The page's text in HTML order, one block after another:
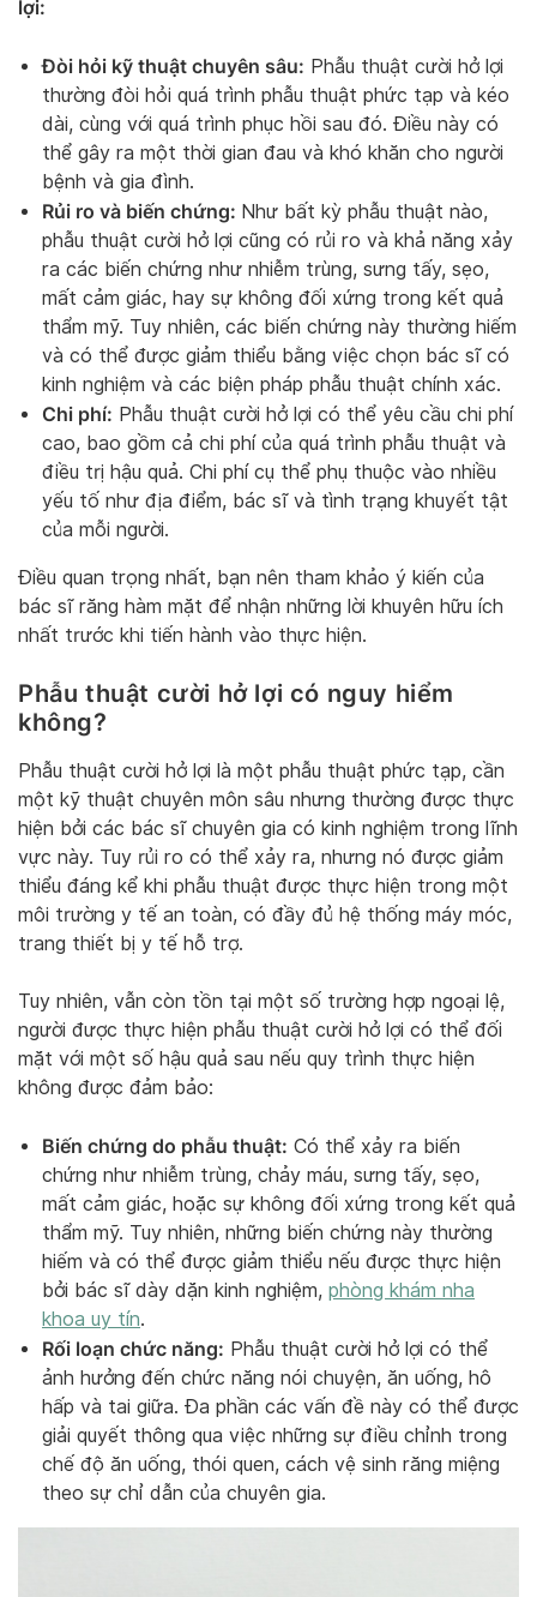
lợi:
Đòi hỏi kỹ thuật chuyên sâu: Phẫu thuật cười hở lợi
thường đòi hỏi quá trình phẫu thuật phức tạp và kéo
dài, cùng với quá trình phục hồi sau đó. Điều này có
thể gây ra một thời gian đau và khó khăn cho người
bệnh và gia đình.
Rủi ro và biến chứng: Như bất kỳ phẫu thuật nào,
phẫu thuật cười hở lợi cũng có rủi ro và khả năng xảy
ra các biến chứng như nhiễm trùng, sưng tấy, sẹo,
mất cảm giác, hay sự không đối xứng trong kết quả
thẩm mỹ. Tuy nhiên, các biến chứng này thường hiếm
và có thể được giảm thiểu bằng việc chọn bác sĩ có
kinh nghiệm và các biện pháp phẫu thuật chính xác.
Chi phí: Phẫu thuật cười hở lợi có thể yêu cầu chi phí
cao, bao gồm cả chi phí của quá trình phẫu thuật và
điều trị hậu quả. Chi phí cụ thể phụ thuộc vào nhiều
yếu tố như địa điểm, bác sĩ và tình trạng khuyết tật
của mỗi người.
Điều quan trọng nhất, bạn nên tham khảo ý kiến của
bác sĩ răng hàm mặt để nhận những lời khuyên hữu ích
nhất trước khi tiến hành vào thực hiện.
Phẫu thuật cười hở lợi có nguy hiểm
không?
Phẫu thuật cười hở lợi là một phẫu thuật phức tạp, cần
một kỹ thuật chuyên môn sâu nhưng thường được thực
hiện bởi các bác sĩ chuyên gia có kinh nghiệm trong lĩnh
vực này. Tuy rủi ro có thể xảy ra, nhưng nó được giảm
thiểu đáng kể khi phẫu thuật được thực hiện trong một
môi trường y tế an toàn, có đầy đủ hệ thống máy móc,
trang thiết bị y tế hỗ trợ.
Tuy nhiên, vẫn còn tồn tại một số trường hợp ngoại lệ,
người được thực hiện phẫu thuật cười hở lợi có thể đối
mặt với một số hậu quả sau nếu quy trình thực hiện
không được đảm bảo:
Biến chứng do phẫu thuật: Có thể xảy ra biến
chứng như nhiễm trùng, chảy máu, sưng tấy, sẹo,
mất cảm giác, hoặc sự không đối xứng trong kết quả
thẩm mỹ. Tuy nhiên, những biến chứng này thường
hiếm và có thể được giảm thiểu nếu được thực hiện
bởi bác sĩ dày dặn kinh nghiệm, phòng khám nha
khoa uy tín.
Rối loạn chức năng: Phẫu thuật cười hở lợi có thể
ảnh hưởng đến chức năng nói chuyện, ăn uống, hô
hấp và tai giữa. Đa phần các vấn đề này có thể được
giải quyết thông qua việc những sự điều chỉnh trong
chế độ ăn uống, thói quen, cách vệ sinh răng miệng
theo sự chỉ dẫn của chuyên gia.